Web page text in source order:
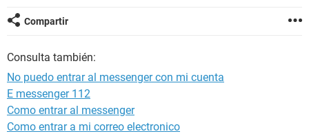
Compartir
Consulta también:
No puedo entrar al messenger con mi cuenta
E messenger 112
Como entrar al messenger
Como entrar a mi correo electronico